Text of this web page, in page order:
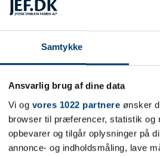
Samtykke
Ansvarlig brug af dine data
Vi og vores 1022 partnere ønsker
browser til præferencer, statistik og
opbevarer og tilgår oplysninger på
annonce- og indholdsmåling, lave
Med sit raffinerede
Den
en iskold læskedrik
smag og enhver